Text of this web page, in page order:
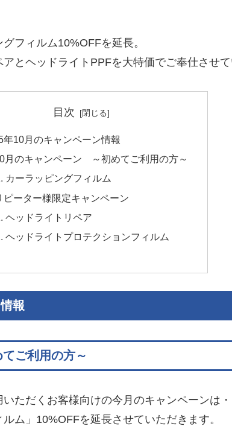
フィルム10%OFFを延長。
とヘッドライトPPFを大特価でご奉仕させて
目次
年10月のキャンペーン情報
月のキャンペーン ～初めてご利用の方～
カーラッピングフィルム
ピーター様限定キャンペーン
ヘッドライトリペア
ヘッドライトプロテクションフィルム
報
ご利用の方～
ただくお客様向けの今月のキャンペーンは・
ム」10%OFFを延長させていただきます。